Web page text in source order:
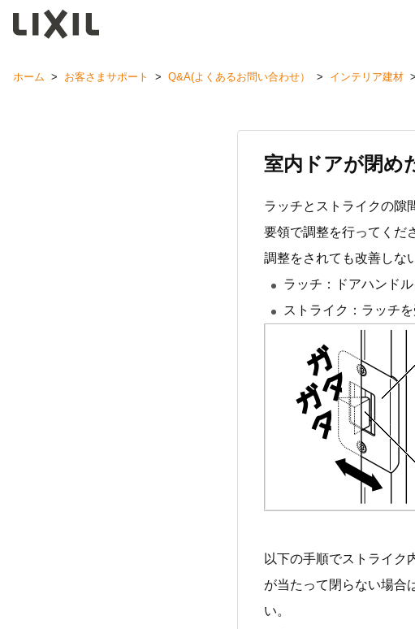
ホーム > お客さまサポート > Q&A(よくあるお問い合わせ） > インテリア建材 >
室内ドアが閉め
ラッチとストライクの隙
要領で調整を行ってくだ
調整をされても改善しな
ラッチ：ドアハンド
ストライク：ラッチを
以下の手順でストライク
が当たって閉らない場合
い。